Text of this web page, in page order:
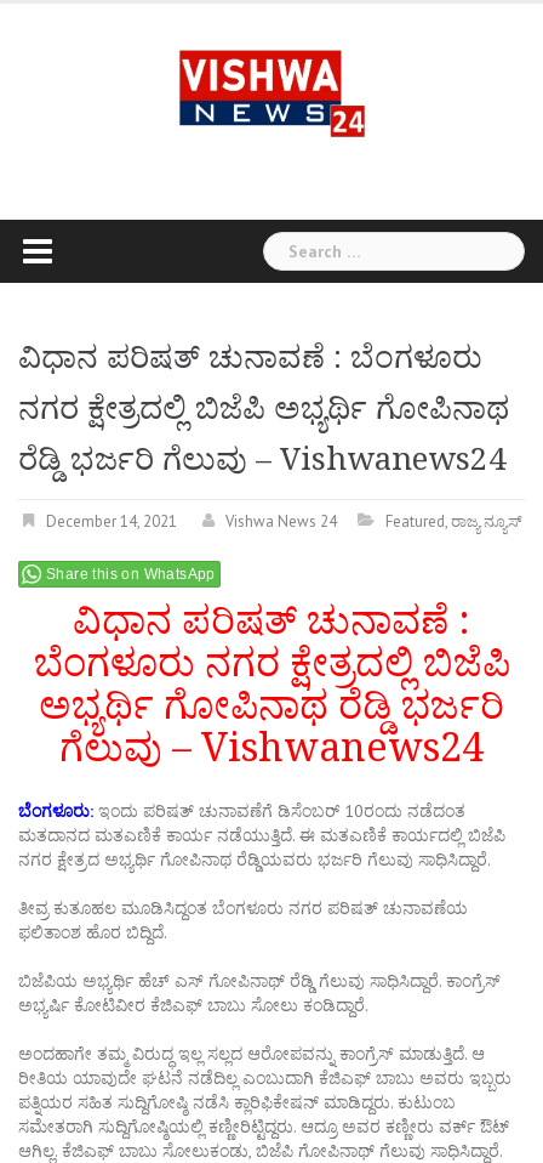
Search
for:
ವಿಧಾನ ಪರಿಷತ್ ಚುನಾವಣೆ : ಬೆಂಗಳೂರು
ನಗರ ಕ್ಷೇತ್ರದಲ್ಲಿ ಬಿಜೆಪಿ ಅಭ್ಯರ್ಥಿ ಗೋಪಿನಾಥ
ರೆಡ್ಡಿ ಭರ್ಜರಿ ಗೆಲುವು – Vishwanews24
December 14, 2021 Vishwa News 24 Featured,ರಾಜ್ಯ ನ್ಯೂಸ್
Share this on WhatsApp
ವಿಧಾನ ಪರಿಷತ್ ಚುನಾವಣೆ :
ಬೆಂಗಳೂರು ನಗರ ಕ್ಷೇತ್ರದಲ್ಲಿ ಬಿಜೆಪಿ
ಅಭ್ಯರ್ಥಿ ಗೋಪಿನಾಥ ರೆಡ್ಡಿ ಭರ್ಜರಿ
ಗೆಲುವು – Vishwanews24
ಬೆಂಗಳೂರು: ಇಂದು ಪರಿಷತ್ ಚುನಾವಣೆಗೆ ಡಿಸೆಂಬರ್ 10ರಂದು ನಡೆದಂತ
ಮತದಾನದ ಮತಎಣಿಕೆ ಕಾರ್ಯ ನಡೆಯುತ್ತಿದೆ. ಈ ಮತಎಣಿಕೆ ಕಾರ್ಯದಲ್ಲಿ ಬಿಜೆಪಿ
ನಗರ ಕ್ಷೇತ್ರದ ಅಭ್ಯರ್ಥಿ ಗೋಪಿನಾಥ ರೆಡ್ಡಿಯವರು ಭರ್ಜರಿ ಗೆಲುವು ಸಾಧಿಸಿದ್ದಾರೆ.
ತೀವ್ರ ಕುತೂಹಲ ಮೂಡಿಸಿದ್ದಂತ ಬೆಂಗಳೂರು ನಗರ ಪರಿಷತ್ ಚುನಾವಣೆಯ
ಫಲಿತಾಂಶ ಹೊರ ಬಿದ್ದಿದೆ.
ಬಿಜೆಪಿಯ ಅಭ್ಯರ್ಥಿ ಹೆಚ್ ಎಸ್ ಗೋಪಿನಾಥ್ ರೆಡ್ಡಿ ಗೆಲುವು ಸಾಧಿಸಿದ್ದಾರೆ. ಕಾಂಗ್ರೆಸ್
ಅಭ್ಯರ್ಷಿ ಕೋಟಿವೀರ ಕೆಜಿಎಫ್ ಬಾಬು ಸೋಲು ಕಂಡಿದ್ದಾರೆ.
ಅಂದಹಾಗೇ ತಮ್ಮ ವಿರುದ್ಧ ಇಲ್ಲ ಸಲ್ಲದ ಆರೋಪವನ್ನು ಕಾಂಗ್ರೆಸ್ ಮಾಡುತ್ತಿದೆ. ಆ
ರೀತಿಯ ಯಾವುದೇ ಘಟನೆ ನಡೆದಿಲ್ಲ ಎಂಬುದಾಗಿ ಕೆಜಿಎಫ್ ಬಾಬು ಅವರು ಇಬ್ಬರು
ಪತ್ನಿಯರ ಸಹಿತ ಸುದ್ದಿಗೋಷ್ಠಿ ನಡೆಸಿ ಕ್ಲಾರಿಫಿಕೇಷನ್ ಮಾಡಿದ್ದರು. ಕುಟುಂಬ
ಸಮೇತರಾಗಿ ಸುದ್ದಿಗೋಷ್ಠಿಯಲ್ಲಿ ಕಣ್ಣೀರಿಟ್ಟಿದ್ದರು. ಆದ್ರೂ ಅವರ ಕಣ್ಣೀರು ವರ್ಕ್ ಔಟ್
ಆಗಿಲ್ಲ. ಕೆಜಿಎಫ್ ಬಾಬು ಸೋಲುಕಂಡು, ಬಿಜೆಪಿ ಗೋಪಿನಾಥ್ ಗೆಲುವು ಸಾಧಿಸಿದ್ದಾರೆ.